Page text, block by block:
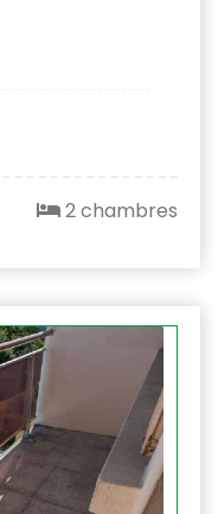
2 chambres